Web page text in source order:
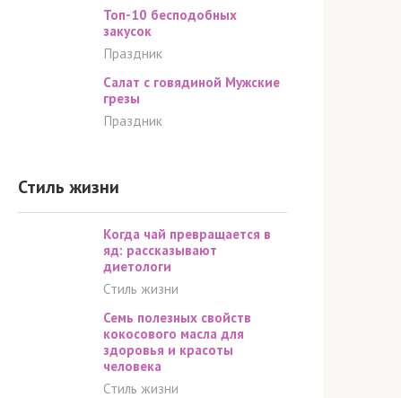
Топ-10 бесподобных
закусок
Праздник
Салат с говядиной Мужские
грезы
Праздник
Стиль жизни
Когда чай превращается в
яд: рассказывают
диетологи
Стиль жизни
Семь полезных свойств
кокосового масла для
здоровья и красоты
человека
Стиль жизни